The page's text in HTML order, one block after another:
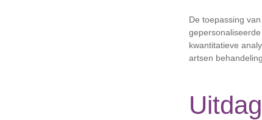
De toepassing
kwantitatieve
artsen